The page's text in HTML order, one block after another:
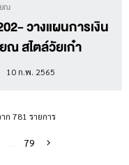
ณ
วางแผนการเงิน
ณ สไตล์วัยเก๋า
10 ก.พ. 2565
ก 781 รายการ
79